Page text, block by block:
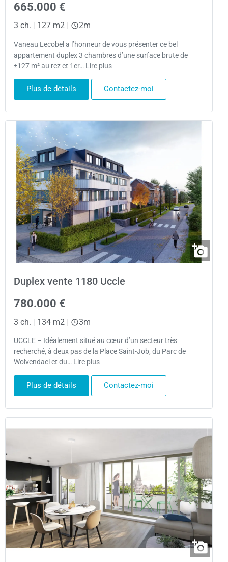
665.000 €
3 ch. 127 m2 2m
Vaneau Lecobel a l’honneur de vous présenter ce bel
appartement duplex 3 chambres d’une surface brute de
±127 m² au rez et 1er… Lire plus
Plus de détails Contactez-moi
Duplex vente 1180 Uccle
780.000 €
3 ch. | 134 m2 | 3m
UCCLE – Idéalement situé au cœur d’un secteur très
recherché, à deux pas de la Place Saint-Job, du Parc de
Wolvendael et du… Lire plus
Plus de détails Contactez-moi